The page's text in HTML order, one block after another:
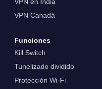
VPN Canadá
Funciones
Kill Switch
Tunelizado dividido
Protección Wi-Fi